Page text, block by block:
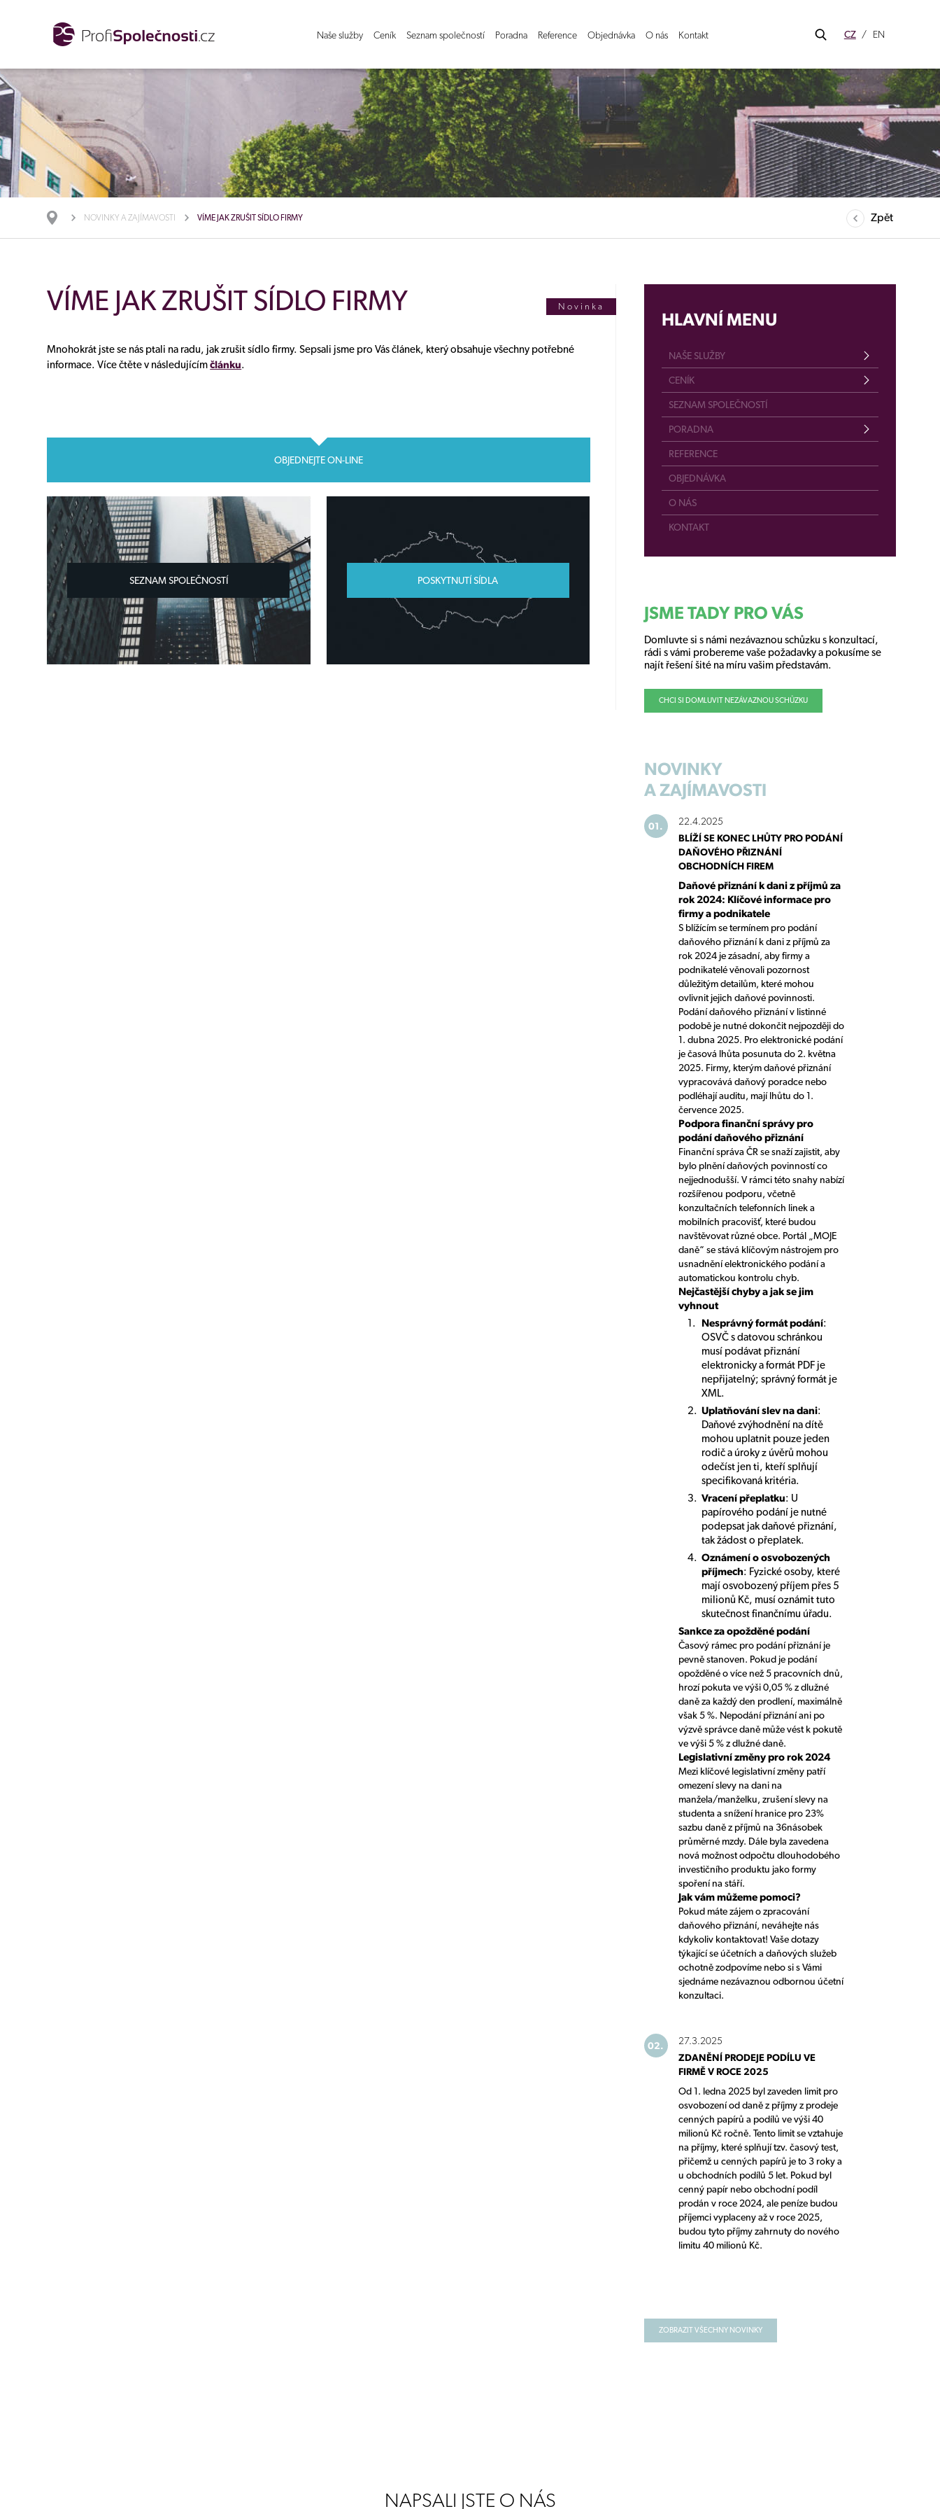
Naše služby Ceník Seznam společností Poradna Reference Objednávka O nás Kontakt CZ EN
Zpět
NOVINKY A ZAJÍMAVOSTI VÍME JAK ZRUŠIT SÍDLO FIRMY
VÍME JAK ZRUŠIT SÍDLO FIRMY Novinka
Mnohokrát jste se nás ptali na radu, jak zrušit sídlo firmy. Sepsali jsme pro Vás článek, který obsahuje všechny potřebné
informace. Více čtěte v následujícímčlánku.
OBJEDNEJTE ON-LINE
SEZNAM SPOLEČNOSTÍ POSKYTNUTÍ SÍDLA
HLAVNÍ MENU
NAŠE SLUŽBY
CENÍK
SEZNAM SPOLEČNOSTÍ
PORADNA
REFERENCE
OBJEDNÁVKA
O NÁS
KONTAKT
JSME TADY PRO VÁS
Domluvte si s námi nezávaznou schůzku s konzultací,
rádi s vámi probereme vaše požadavky a pokusíme se
najít řešení šité na míru vašim představám.
CHCI SI DOMLUVIT NEZÁVAZNOU SCHŮZKU
NOVINKY
A ZAJÍMAVOSTI
01.
22.4.2025
BLÍŽÍ SE KONEC LHŮTY PRO PODÁNÍ
DAŇOVÉHO PŘIZNÁNÍ
OBCHODNÍCH FIREM
Daňové přiznání k dani z příjmů za
rok 2024: Klíčové informace pro
firmy a podnikatele
S blížícím se termínem pro podání
daňového přiznání k dani z příjmů za
rok 2024 je zásadní, aby firmy a
podnikatelé věnovali pozornost
důležitým detailům, které mohou
ovlivnit jejich daňové povinnosti.
Podání daňového přiznání v listinné
podobě je nutné dokončit nejpozději do
1. dubna 2025. Pro elektronické podání
je časová lhůta posunuta do 2. května
2025. Firmy, kterým daňové přiznání
vypracovává daňový poradce nebo
podléhají auditu, mají lhůtu do 1.
července 2025.
Podpora finanční správy pro
podání daňového přiznání
Finanční správa ČR se snaží zajistit, aby
bylo plnění daňových povinností co
nejjednodušší. V rámci této snahy nabízí
rozšířenou podporu, včetně
konzultačních telefonních linek a
mobilních pracovišť, které budou
navštěvovat různé obce. Portál „MOJE
daně“ se stává klíčovým nástrojem pro
usnadnění elektronického podání a
automatickou kontrolu chyb.
Nejčastější chyby a jak se jim
vyhnout
Nesprávný formát podání:
OSVČ s datovou schránkou
musí podávat přiznání
elektronicky a formát PDF je
nepřijatelný; správný formát je
XML.
Uplatňování slev na dani:
Daňové zvýhodnění na dítě
mohou uplatnit pouze jeden
rodič a úroky z úvěrů mohou
odečíst jen ti, kteří splňují
specifikovaná kritéria.
Vracení přeplatku: U
papírového podání je nutné
podepsat jak daňové přiznání,
tak žádost o přeplatek.
Oznámení o osvobozených
příjmech: Fyzické osoby, které
mají osvobozený příjem přes 5
milionů Kč, musí oznámit tuto
skutečnost finančnímu úřadu.
Sankce za opožděné podání
Časový rámec pro podání přiznání je
pevně stanoven. Pokud je podání
opožděné o více než 5 pracovních dnů,
hrozí pokuta ve výši 0,05 % z dlužné
daně za každý den prodlení, maximálně
však 5 %. Nepodání přiznání ani po
výzvě správce daně může vést k pokutě
ve výši 5 % z dlužné daně.
Legislativní změny pro rok 2024
Mezi klíčové legislativní změny patří
omezení slevy na dani na
manžela/manželku, zrušení slevy na
studenta a snížení hranice pro 23%
sazbu daně z příjmů na 36násobek
průměrné mzdy. Dále byla zavedena
nová možnost odpočtu dlouhodobého
investičního produktu jako formy
spoření na stáří.
Jak vám můžeme pomoci?
Pokud máte zájem o zpracování
daňového přiznání, neváhejte nás
kdykoliv kontaktovat! Vaše dotazy
týkající se účetních a daňových služeb
ochotně zodpovíme nebo si s Vámi
sjednáme nezávaznou odbornou účetní
konzultaci.
02.
27.3.2025
ZDANĚNÍ PRODEJE PODÍLU VE
FIRMĚ V ROCE 2025
Od 1. ledna 2025 byl zaveden limit pro
osvobození od daně z příjmy z prodeje
cenných papírů a podílů ve výši 40
milionů Kč ročně. Tento limit se vztahuje
na příjmy, které splňují tzv. časový test,
přičemž u cenných papírů je to 3 roky a
u obchodních podílů 5 let. Pokud byl
cenný papír nebo obchodní podíl
prodán v roce 2024, ale peníze budou
příjemci vyplaceny až v roce 2025,
budou tyto příjmy zahrnuty do nového
limitu 40 milionů Kč.
ZOBRAZIT VŠECHNY NOVINKY
NAPSALI JSTE O NÁS